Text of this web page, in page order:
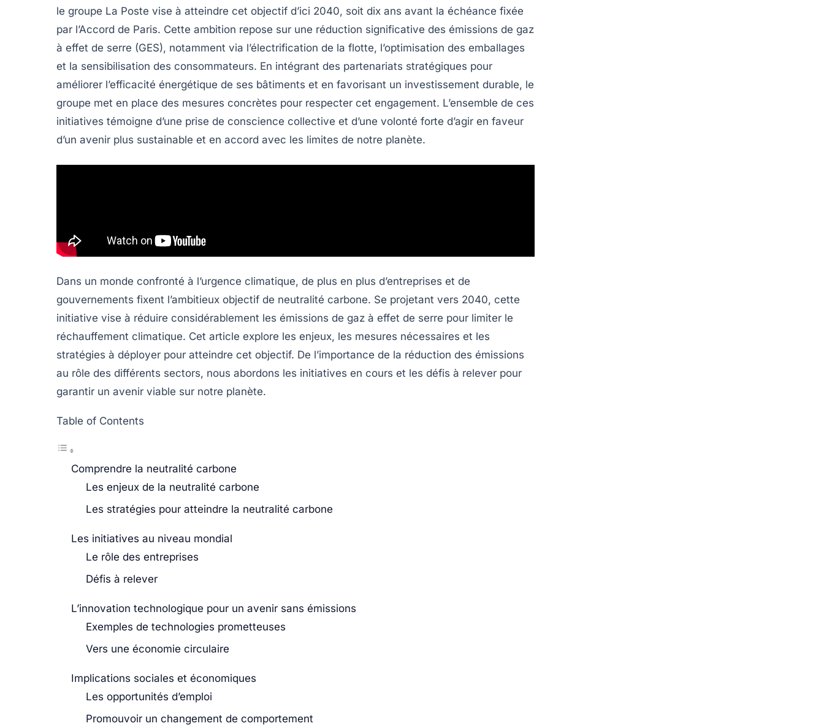
le groupe La Poste vise à atteindre cet objectif d’ici 2040, soit dix ans avant la échéance fixée
par l’Accord de Paris. Cette ambition repose sur une réduction significative des émissions de gaz
à effet de serre (GES), notamment via l’électrification de la flotte, l’optimisation des emballages
et la sensibilisation des consommateurs. En intégrant des partenariats stratégiques pour
améliorer l’efficacité énergétique de ses bâtiments et en favorisant un investissement durable, le
groupe met en place des mesures concrètes pour respecter cet engagement. L’ensemble de ces
initiatives témoigne d’une prise de conscience collective et d’une volonté forte d’agir en faveur
d’un avenir plus sustainable et en accord avec les limites de notre planète.
Dans un monde confronté à l’urgence climatique, de plus en plus d’entreprises et de
gouvernements fixent l’ambitieux objectif de neutralité carbone. Se projetant vers 2040, cette
initiative vise à réduire considérablement les émissions de gaz à effet de serre pour limiter le
réchauffement climatique. Cet article explore les enjeux, les mesures nécessaires et les
stratégies à déployer pour atteindre cet objectif. De l’importance de la réduction des émissions
au rôle des différents sectors, nous abordons les initiatives en cours et les défis à relever pour
garantir un avenir viable sur notre planète.
Table of Contents
Comprendre la neutralité carbone
Les enjeux de la neutralité carbone
Les stratégies pour atteindre la neutralité carbone
Les initiatives au niveau mondial
Le rôle des entreprises
Défis à relever
L’innovation technologique pour un avenir sans émissions
Exemples de technologies prometteuses
Vers une économie circulaire
Implications sociales et économiques
Les opportunités d’emploi
Promouvoir un changement de comportement